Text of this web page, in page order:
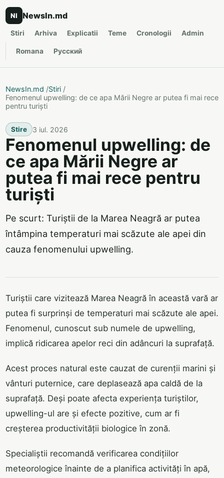
NI NewsIn.md
Stiri Arhiva Explicatii Teme Cronologii Admin
Romana Русский
NewsIn.md /Stiri /
Fenomenul upwelling: de ce apa Mării Negre ar putea fi mai rece
pentru turiști
Stire 3 iul. 2026
Fenomenul upwelling: de
ce apa Mării Negre ar
putea fi mai rece pentru
turiști
Pe scurt: Turiștii de la Marea Neagră ar putea
întâmpina temperaturi mai scăzute ale apei din
cauza fenomenului upwelling.
Turiștii care vizitează Marea Neagră în această vară ar
putea fi surprinși de temperaturi mai scăzute ale apei.
Fenomenul, cunoscut sub numele de upwelling,
implică ridicarea apelor reci din adâncuri la suprafață.
Acest proces natural este cauzat de curenții marini și
vânturi puternice, care deplasează apa caldă de la
suprafață. Deși poate afecta experiența turiștilor,
upwelling-ul are și efecte pozitive, cum ar fi
creșterea productivității biologice în zonă.
Specialiștii recomandă verificarea condițiilor
meteorologice înainte de a planifica activități în apă,